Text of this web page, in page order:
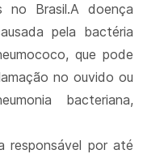
no Brasil.A doença
pela bactéria
que pode
no ouvido ou
bacteriana,
responsável por até